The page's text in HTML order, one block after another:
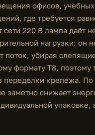
офисов,
где требуется
220 В лампа даёт
нагрузки: он
поток, убирая
формату Т8, поэтому
переделки крепежа.
снижает
упаковке,